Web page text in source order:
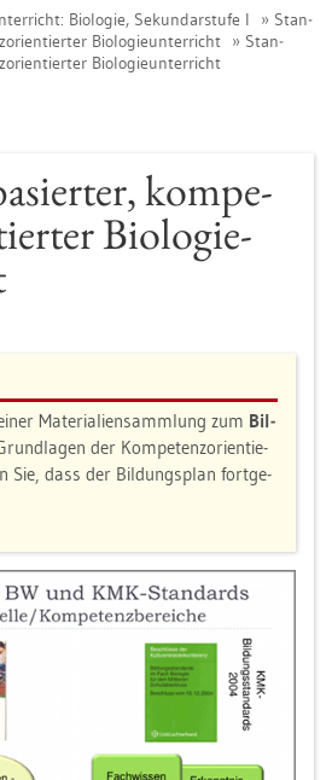
Bio­lo­gie, Se­kun­dar­stu­fe I
Stan­
Bio­lo­gie­un­ter­richt
Stan­
Bio­lo­gie­un­ter­richt
kom­pe­
Bio­lo­gie­
Ma­te­ria­li­en­samm­lung zum Bil­
der Kom­pe­tenz­ori­en­tie­
Sie, dass der Bil­dungs­plan fort­ge­